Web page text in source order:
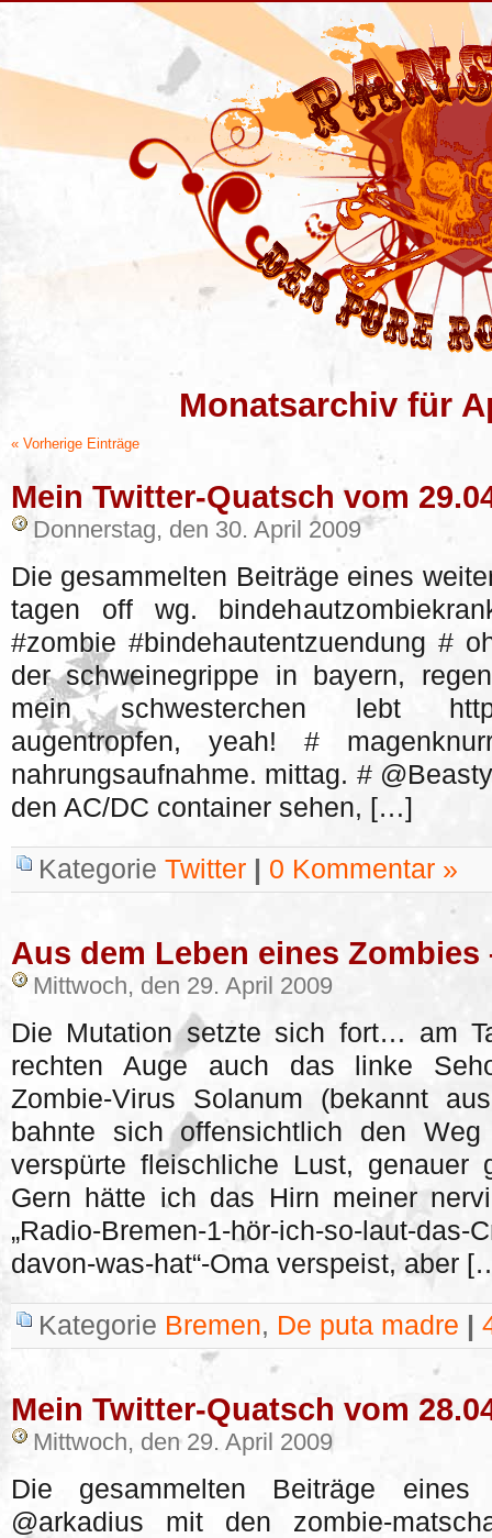
Monatsarchiv für
« Vorherige Einträge
Mein Twitter-Quatsch vom
Donnerstag, den 30. April 2009
Die gesammelten Beiträge eines
tagen off wg.
#zombie #bindehautentzuendung #
der schweinegrippe in bayern,
mein schwesterchen lebt
augentropfen, yeah! #
nahrungsaufnahme. mittag. #
den AC/DC container sehen, […]
Kategorie Twitter 0 Kommentar »
Aus dem Leben eines Zombies
Mittwoch, den 29. April 2009
Die Mutation setzte sich fort… am
rechten Auge auch das linke
Zombie-Virus Solanum (bekannt
bahnte sich offensichtlich den
verspürte fleischliche Lust, genauer
Gern hätte ich das Hirn meiner
„Radio-Bremen-1-hör-ich-so-laut-das-
davon-was-hat“-Oma verspeist, aber
Kategorie Bremen, De puta madre
Mein Twitter-Quatsch vom
Mittwoch, den 29. April 2009
Die gesammelten Beiträge eines
@arkadius mit den zombie-